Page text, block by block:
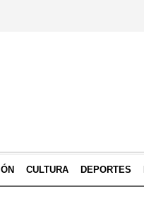
CULTURA DEPORTES